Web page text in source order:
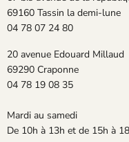
69160 Tassin la demi-lune
04 78 07 24 80
20 avenue Edouard Millaud
69290 Craponne
04 78 19 08 35
Mardi au samedi
De 10h à 13h et de 15h à